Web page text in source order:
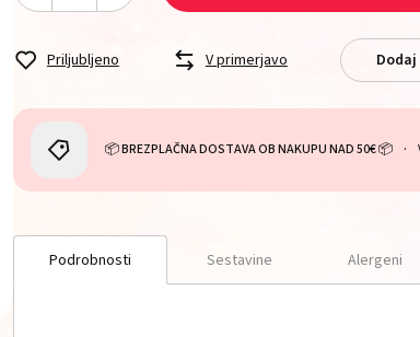
Priljubljeno V primerjavo
📦 BREZPLAČNA DOSTAVA OB NAKUPU NAD 50€ 📦
Podrobnosti Sestavine Alergeni